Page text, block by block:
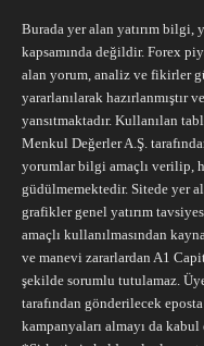
Burada yer alan yatırım bilgi,
kapsamında değildir. Forex
alan yorum, analiz ve fikirler
yararlanılarak
yansıtmaktadır. Kullanılan
Menkul Değerler A.Ş.
yorumlar bilgi amaçlı verilip,
güdülmemektedir. Sitede yer
grafikler genel yatırım
amaçlı kullanılmasından
ve manevi zararlardan A1
şekilde sorumlu tutulamaz.
tarafından gönderilecek
kampanyaları almayı da kabul